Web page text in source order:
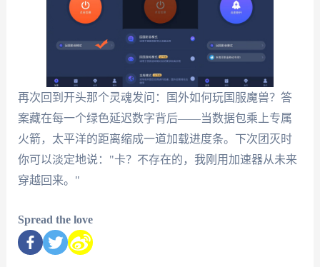
再次回到开头那个灵魂发问：国外如何玩国服魔兽？答
案藏在每一个绿色延迟数字背后——当数据包乘上专属
火箭，太平洋的距离缩成一道加载进度条。下次团灭时
你可以淡定地说："卡？不存在的，我刚用加速器从未来
穿越回来。"
Spread the love